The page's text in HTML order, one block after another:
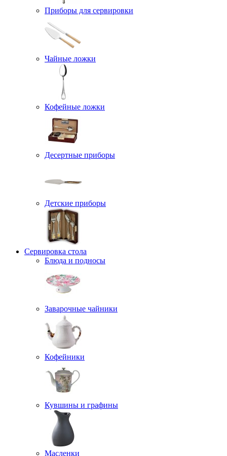
Приборы для сервировки
Чайные ложки
Кофейные ложки
Десертные приборы
Детские приборы
Сервировка стола
Блюда и подносы
Заварочные чайники
Кофейники
Кувшины и графины
Масленки